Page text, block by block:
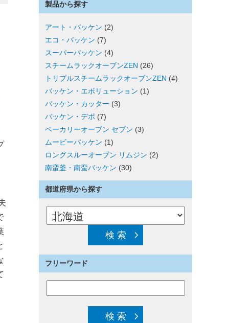
製品から探す
アート・バッケン (2)
エコ・バッケン (7)
スーパーバッケン (4)
スチームラックオーブンZEN (26)
トリプルスチームラックオーブンZEN (4)
バッケン・エボリューション (1)
バッケン・カッター (3)
バッケン・デポ (7)
ベーカリーオーブン セブン (3)
ムービーバッケン (1)
ロングスルーオーブン リムジン (2)
南蛮釜・南蛮バッケン (30)
都道府県から探す
フリーワード